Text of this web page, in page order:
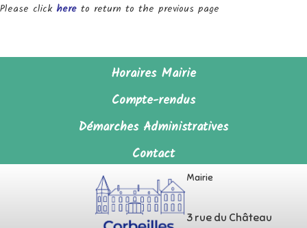
Please click here to return to the previous page
Horaires Mairie
Compte-rendus
Démarches Administratives
Contact
Mairie
3 rue du Château